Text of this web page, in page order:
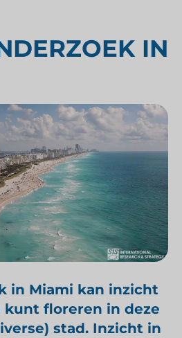
IN
in Miami kan inzicht
kunt floreren in deze
stad. Inzicht in